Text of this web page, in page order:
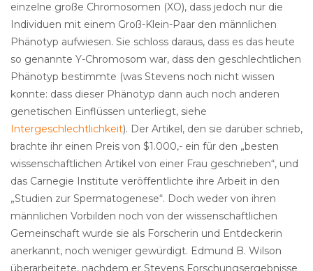
einzelne große Chromosomen (XO), dass jedoch nur die
Individuen mit einem Groß-Klein-Paar den männlichen
Phänotyp aufwiesen. Sie schloss daraus, dass es das heute
so genannte Y-Chromosom war, dass den geschlechtlichen
Phänotyp bestimmte (was Stevens noch nicht wissen
konnte: dass dieser Phänotyp dann auch noch anderen
genetischen Einflüssen unterliegt, siehe
Intergeschlechtlichkeit). Der Artikel, den sie darüber schrieb,
brachte ihr einen Preis von $1.000,- ein für den „besten
wissenschaftlichen Artikel von einer Frau geschrieben“, und
das Carnegie Institute veröffentlichte ihre Arbeit in den
„Studien zur Spermatogenese“. Doch weder von ihren
männlichen Vorbilden noch von der wissenschaftlichen
Gemeinschaft wurde sie als Forscherin und Entdeckerin
anerkannt, noch weniger gewürdigt. Edmund B. Wilson
überarbeitete, nachdem er Stevens Forschungsergebnisse